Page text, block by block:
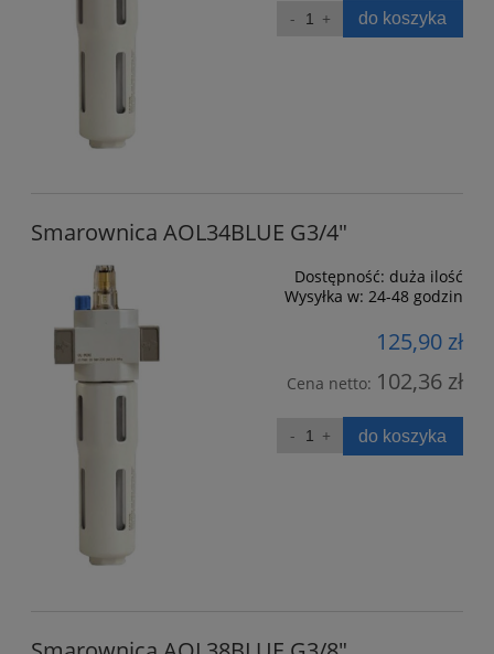
do koszyka
Smarownica AOL34BLUE G3/4"
Dostępność: duża ilość
Wysyłka w: 24-48 godzin
125,90 zł
Cena netto: 102,36 zł
do koszyka